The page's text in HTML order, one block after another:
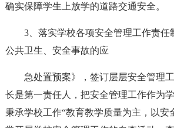
确实保障学生上放学的道路交通安全。
3、落实学校各项安全管理工作责任
公共卫生、安全事故的应
急处置预案》，签订层层安全管理
长是第一责任人，把安全管理工作作为
秉承学校工作“教育教学质量为主，以安